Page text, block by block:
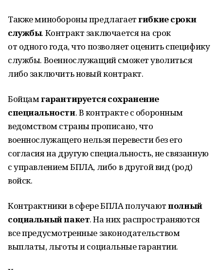
Также минобороны предлагаетгибкие сроки
службы. Контракт заключается на срок
от одного года, что позволяет оценить специфику
службы. Военнослужащий сможет уволиться
либо заключить новый контракт.
Бойцамгарантируется сохранение
специальности. В контракте с оборонным
ведомством страны прописано, что
военнослужащего нельзя перевести без его
согласия на другую специальность, не связанную
с управлением БПЛА, либо в другой вид (род)
войск.
Контрактники в сфере БПЛА получаютполный
социальный пакет. На них распространяются
все предусмотренные законодательством
выплаты, льготы и социальные гарантии.